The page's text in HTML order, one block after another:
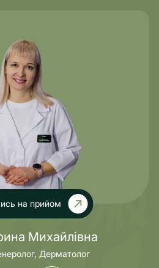
на прийом
Михайлівна
Дерматолог